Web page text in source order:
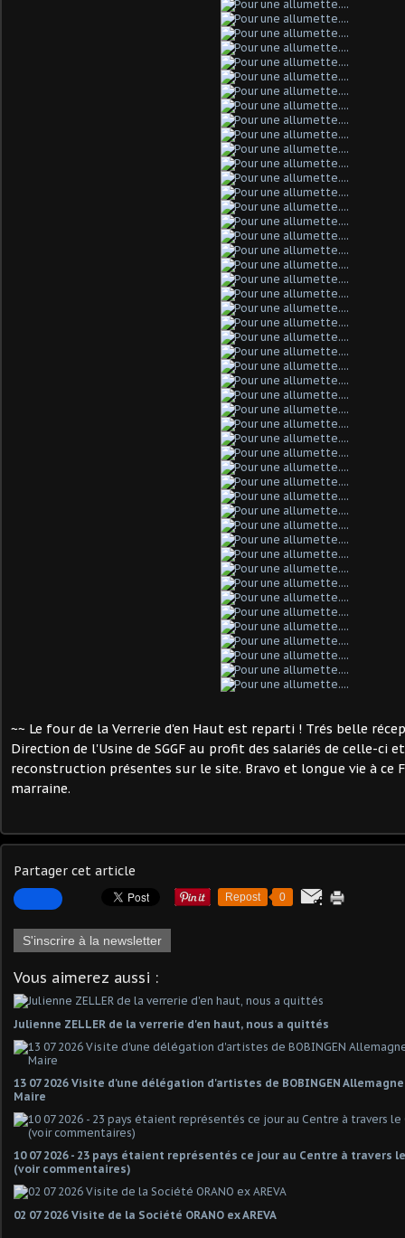
~~ Le four de la Verrerie d'en Haut est reparti ! Trés belle
Direction de l'Usine de SGGF au profit des salariés de celle-ci
reconstruction présentes sur le site. Bravo et longue vie à ce
marraine.
Partager cet article
Repost 0
S'inscrire à la newsletter
Vous aimerez aussi :
Julienne ZELLER de la verrerie d'en haut, nous a quittés
13 07 2026 Visite d'une délégation d'artistes de BOBINGEN
Maire
10 07 2026 - 23 pays étaient représentés ce jour au Centre à travers le
(voir commentaires)
02 07 2026 Visite de la Société ORANO ex AREVA